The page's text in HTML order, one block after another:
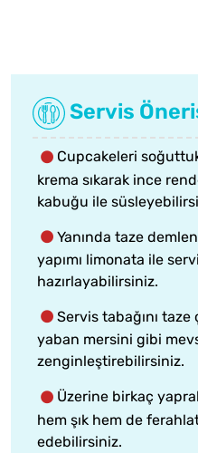
Servis
Cupcakeleri
krema sıkarak ince
kabuğu ile
Yanında taze
yapımı limonata ile
hazırlayabilirsiniz.
Servis tabağını
yaban mersini gibi
zenginleştirebilirsiniz.
Üzerine birkaç
hem şık hem de
edebilirsiniz.